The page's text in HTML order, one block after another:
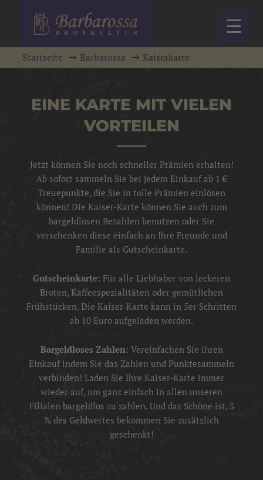
Startseite Barbarossa Kaiserkarte
EINE KARTE MIT VIELEN
VORTEILEN
Jetzt können Sie noch schneller Prämien erhalten!
Ab sofort sammeln Sie bei jedem Einkauf ab 1 €
Treuepunkte, die Sie in tolle Prämien einlösen
können! Die Kaiser-Karte können Sie auch zum
bargeldlosen Bezahlen benutzen oder Sie
verschenken diese einfach an Ihre Freunde und
Familie als Gutscheinkarte.
Gutscheinkarte: Für alle Liebhaber von leckeren
Broten, Kaffeespezialitäten oder gemütlichen
Frühstücken. Die Kaiser-Karte kann in 5er Schritten
ab 10 Euro aufgeladen werden.
Bargeldloses Zahlen: Vereinfachen Sie ihren
Einkauf indem Sie das Zahlen und Punktesammeln
verbinden! Laden Sie Ihre Kaiser-Karte immer
wieder auf, um ganz einfach in allen unseren
Filialen bargeldlos zu zahlen. Und das Schöne ist, 3
% des Geldwertes bekommen Sie zusätzlich
geschenkt!